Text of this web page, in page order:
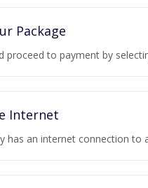
Package
proceed to payment by
Internet
has an internet connection to